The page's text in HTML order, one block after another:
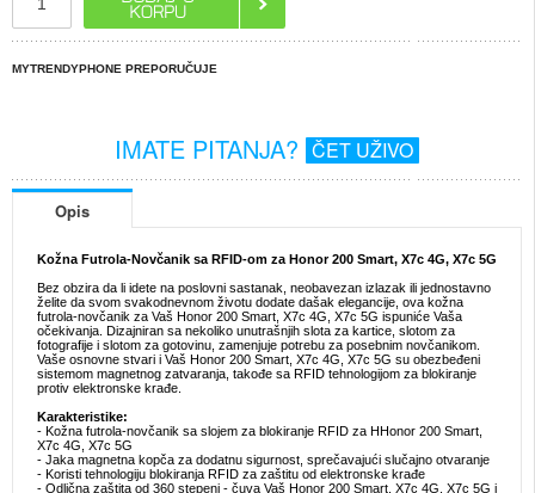
MYTRENDYPHONE PREPORUČUJE
IMATE PITANJA? ČET UŽIVO
Opis
Kožna Futrola-Novčanik sa RFID-om za Honor 200 Smart, X7c 4G, X7c 5G
Bez obzira da li idete na poslovni sastanak, neobavezan izlazak ili jednostavno
želite da svom svakodnevnom životu dodate dašak elegancije, ova kožna
futrola-novčanik za Vaš Honor 200 Smart, X7c 4G, X7c 5G ispuniće Vaša
očekivanja. Dizajniran sa nekoliko unutrašnjih slota za kartice, slotom za
fotografije i slotom za gotovinu, zamenjuje potrebu za posebnim novčanikom.
Vaše osnovne stvari i Vaš Honor 200 Smart, X7c 4G, X7c 5G su obezbeđeni
sistemom magnetnog zatvaranja, takođe sa RFID tehnologijom za blokiranje
protiv elektronske krađe.
Karakteristike:
- Kožna futrola-novčanik sa slojem za blokiranje RFID za HHonor 200 Smart,
X7c 4G, X7c 5G
- Jaka magnetna kopča za dodatnu sigurnost, sprečavajući slučajno otvaranje
- Koristi tehnologiju blokiranja RFID za zaštitu od elektronske krađe
- Odlična zaštita od 360 stepeni - čuva Vaš Honor 200 Smart, X7c 4G, X7c 5G i